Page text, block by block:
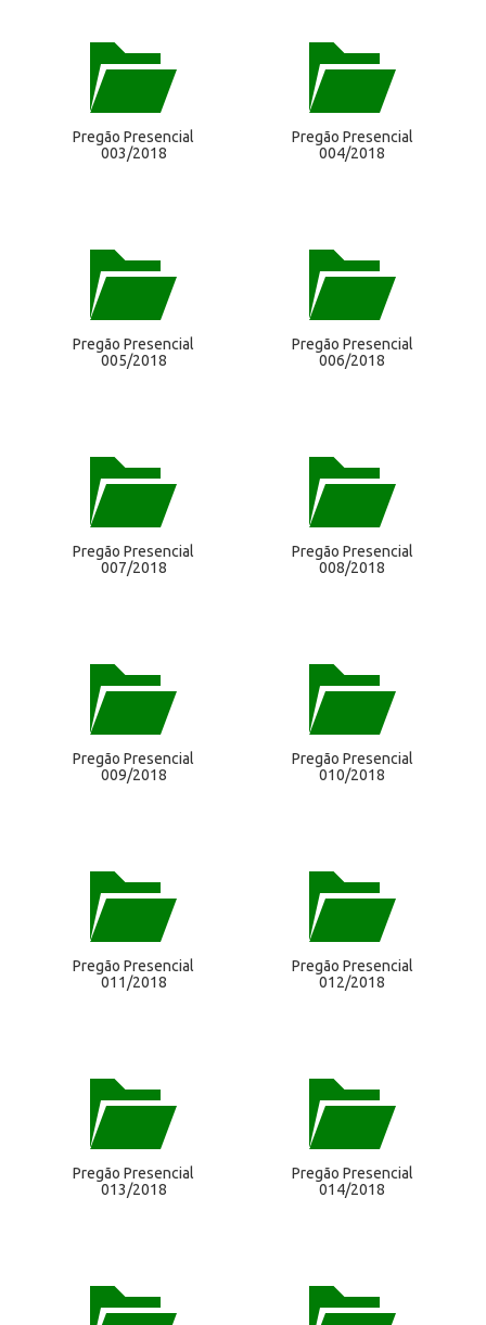
Pregão Presencial
003/2018
Pregão Presencial
004/2018
Pregão Presencial
005/2018
Pregão Presencial
006/2018
Pregão Presencial
007/2018
Pregão Presencial
008/2018
Pregão Presencial
009/2018
Pregão Presencial
010/2018
Pregão Presencial
011/2018
Pregão Presencial
012/2018
Pregão Presencial
013/2018
Pregão Presencial
014/2018